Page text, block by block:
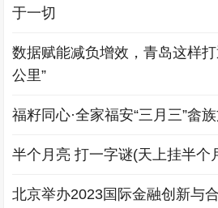
于一切
数据赋能减负增效，青岛这样
公里”
福籽同心·全家福安“三月三”畲
半个月亮 打一字谜(天上挂半个
北京举办2023国际金融创新与